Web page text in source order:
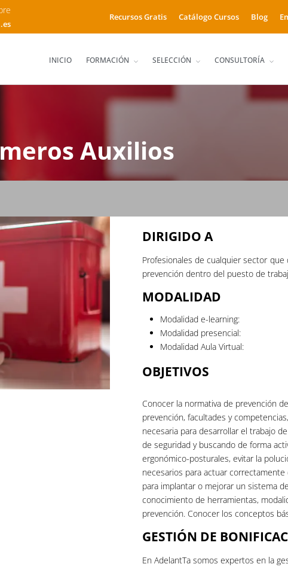
Recursos Gratis Catálogo Cursos Blog
INICIO FORMACIÓN SELECCIÓN CONSULTORÍA
Auxilios
DIRIGIDO A
Profesionales de cualquier sector
prevención dentro del puesto de
MODALIDAD
Modalidad e-learning:
Modalidad presencial:
Modalidad Aula Virtual:
OBJETIVOS
Conocer la normativa de prevención
prevención, facultades y
necesaria para desarrollar el trabajo
de seguridad y buscando de forma
ergonómico-posturales, evitar la
necesarios para actuar
para implantar o mejorar un sistema
conocimiento de herramientas,
prevención. Conocer los conceptos
GESTIÓN DE
En AdelantTa somos expertos en la